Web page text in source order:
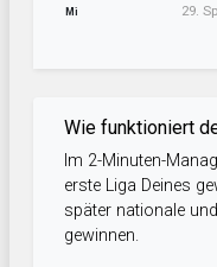
Mi 29.
Wie funktioniert
Im 2-Minuten-
erste Liga Deines
später nationale
gewinnen.